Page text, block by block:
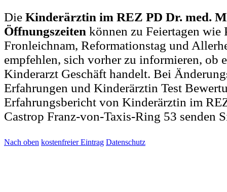
Die Kinderärztin im REZ PD Dr. med.
Öffnungszeiten können zu Feiertagen wie
Fronleichnam, Reformationstag und
empfehlen, sich vorher zu informieren, ob
Kinderarzt Geschäft handelt. Bei
Erfahrungen und Kinderärztin Test
Erfahrungsbericht von Kinderärztin im
Castrop Franz-von-Taxis-Ring 53 senden
Nach oben kostenfreier Eintrag Datenschutz